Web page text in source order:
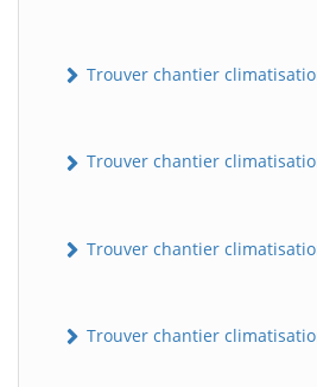
Trouver chantier
Trouver chantier
Trouver chantier
Trouver chantier